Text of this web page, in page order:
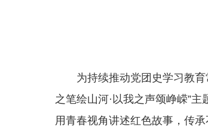
为持续推动党团史学习教
之笔绘山河·以我之声颂峥嵘”
用青春视角讲述红色故事，传承